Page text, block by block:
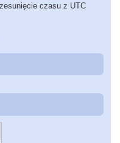
czasu z UTC